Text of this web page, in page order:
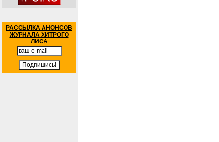
РАССЫЛКА АНОНСОВ
ЖУРНАЛА ХИТРОГО
ЛИСА